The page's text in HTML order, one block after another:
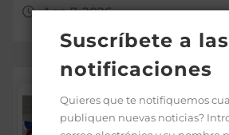
Ago 7, 2026
Suscríbete a las
notificaciones
Quieres que te notifiquemos
publiquen nuevas noticias?